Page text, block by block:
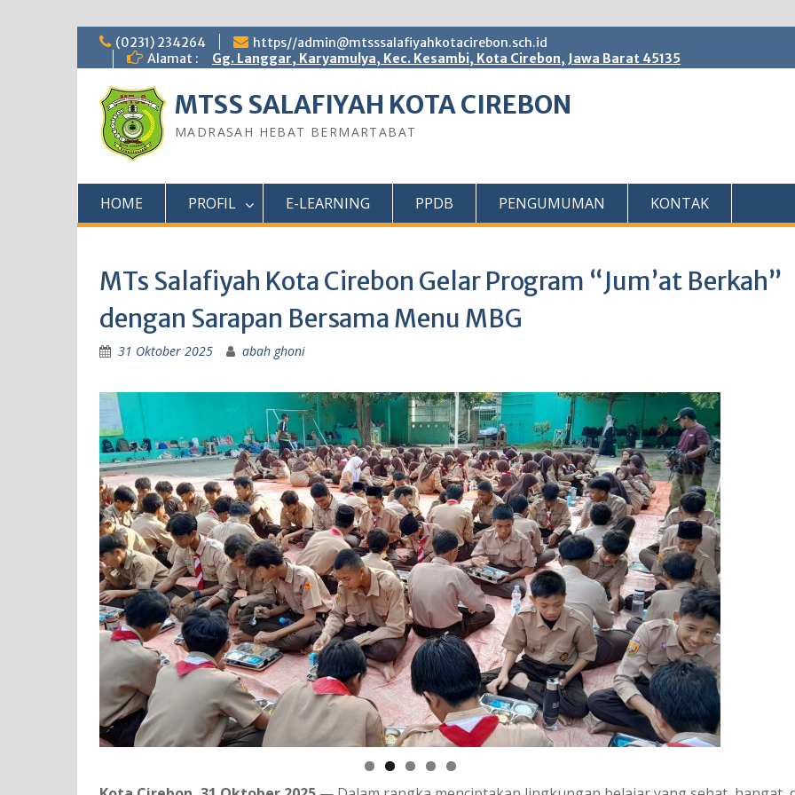
Skip
content
(0231) 234264
https//admin@mtsssalafiyahkotacirebon.sch.id
Alamat :
Gg. Langgar, Karyamulya, Kec. Kesambi, Kota Cirebon, Jawa Barat 45135
MTSS SALAFIYAH KOTA CIREBON
MADRASAH HEBAT BERMARTABAT
HOME PROFIL E-LEARNING PPDB PENGUMUMAN KONTAK
MTs Salafiyah Kota Cirebon Gelar Program “Jum’at Berkah”
dengan Sarapan Bersama Menu MBG
31 Oktober 2025 abah ghoni